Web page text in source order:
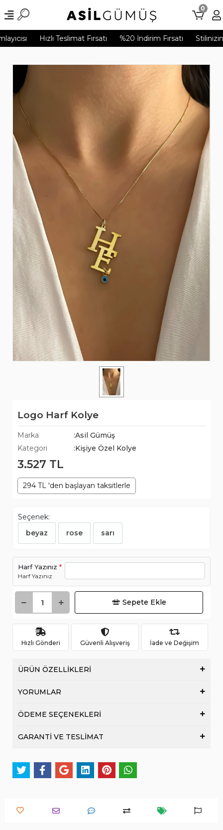
Hızlı Teslimat Fırsatı %20 İndirim Fırsatı Stilinizin
0
Logo Harf Kolye
Marka
:Asil Gümüş
Kategori
:Kişiye Özel Kolye
3.527 TL
294 TL 'den başlayan taksitlerle
Seçenek:
beyaz
rose sarı
Harf Yazınız *
Harf Yazınız
Sepete Ekle
Hızlı Gönderi Güvenli Alışveriş İade ve Değişim
ÜRÜN ÖZELLİKLERİ
YORUMLAR
ÖDEME SEÇENEKLERİ
GARANTİ VE TESLİMAT